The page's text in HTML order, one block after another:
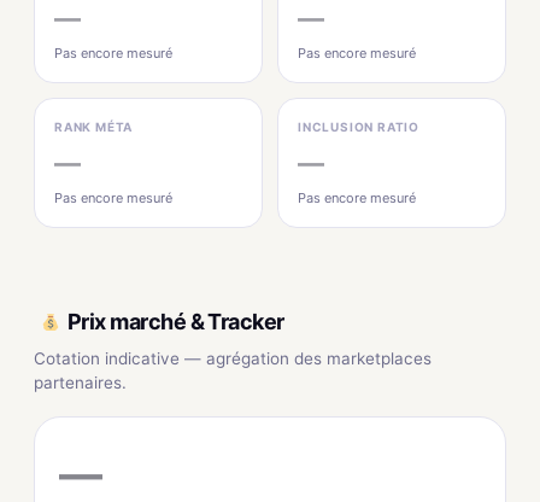
—
Pas encore mesuré
—
Pas encore mesuré
RANK MÉTA
—
Pas encore mesuré
INCLUSION RATIO
—
Pas encore mesuré
Prix marché & Tracker
Cotation indicative — agrégation des marketplaces
partenaires.
—